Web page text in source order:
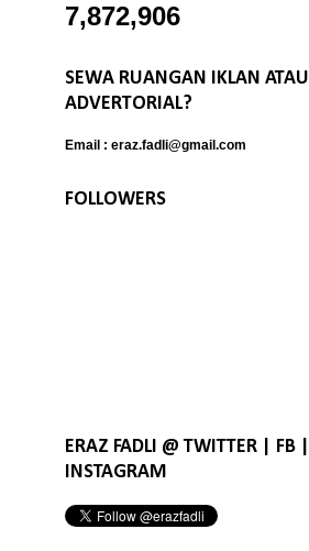
7,872,906
SEWA RUANGAN IKLAN ATAU
ADVERTORIAL?
Email : eraz.fadli@gmail.com
FOLLOWERS
ERAZ FADLI @ TWITTER | FB |
INSTAGRAM